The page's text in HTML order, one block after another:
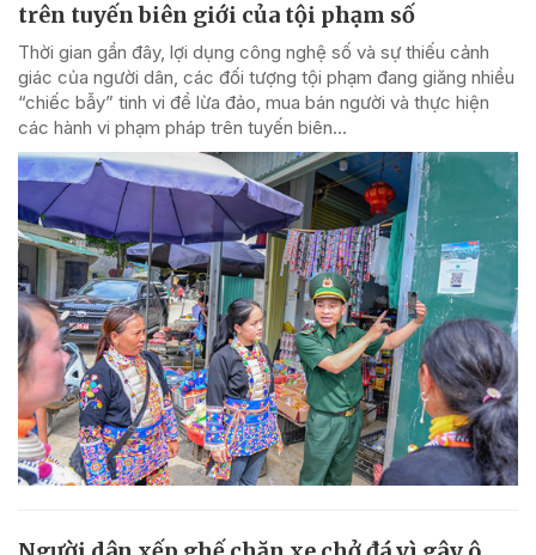
trên tuyến biên giới của tội phạm số
Thời gian gần đây, lợi dụng công nghệ số và sự thiếu cảnh
giác của người dân, các đối tượng tội phạm đang giăng nhiều
“chiếc bẫy” tinh vi để lừa đảo, mua bán người và thực hiện
các hành vi phạm pháp trên tuyến biên...